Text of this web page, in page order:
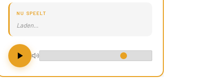
NU SPEELT
Laden…